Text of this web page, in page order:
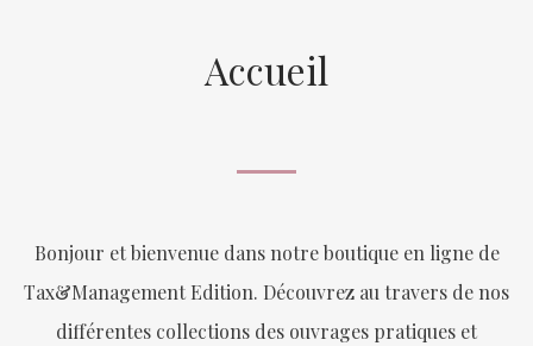
Accueil
Bonjour et bienvenue dans notre boutique en ligne de
Tax&Management Edition. Découvrez au travers de nos
différentes collections des ouvrages pratiques et